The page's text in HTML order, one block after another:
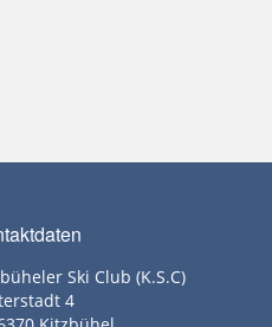
Ski Club (K.S.C)
4